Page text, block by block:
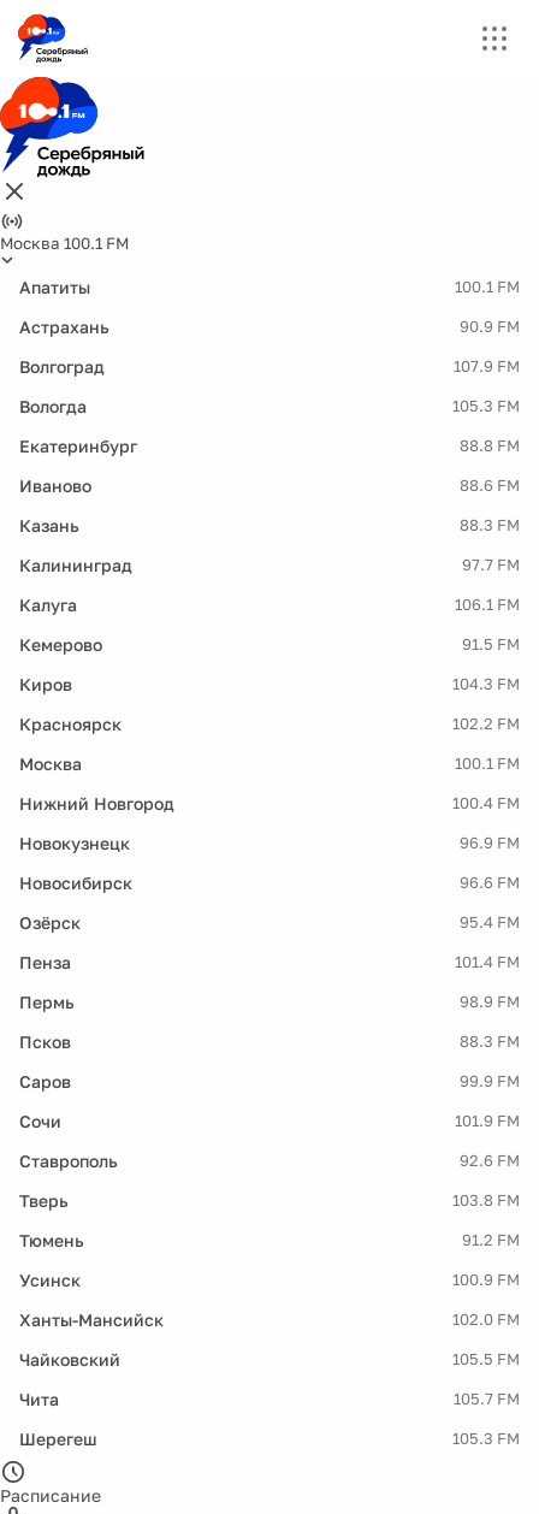
Москва 100.1 FM
Апатиты 100.1 FM
Астрахань 90.9 FM
Волгоград 107.9 FM
Вологда 105.3 FM
Екатеринбург 88.8 FM
Иваново 88.6 FM
Казань 88.3 FM
Калининград 97.7 FM
Калуга 106.1 FM
Кемерово 91.5 FM
Киров 104.3 FM
Красноярск 102.2 FM
Москва 100.1 FM
Нижний Новгород 100.4 FM
Новокузнецк 96.9 FM
Новосибирск 96.6 FM
Озёрск 95.4 FM
Пенза 101.4 FM
Пермь 98.9 FM
Псков 88.3 FM
Саров 99.9 FM
Сочи 101.9 FM
Ставрополь 92.6 FM
Тверь 103.8 FM
Тюмень 91.2 FM
Усинск 100.9 FM
Ханты-Мансийск 102.0 FM
Чайковский 105.5 FM
Чита 105.7 FM
Шерегеш 105.3 FM
Расписание